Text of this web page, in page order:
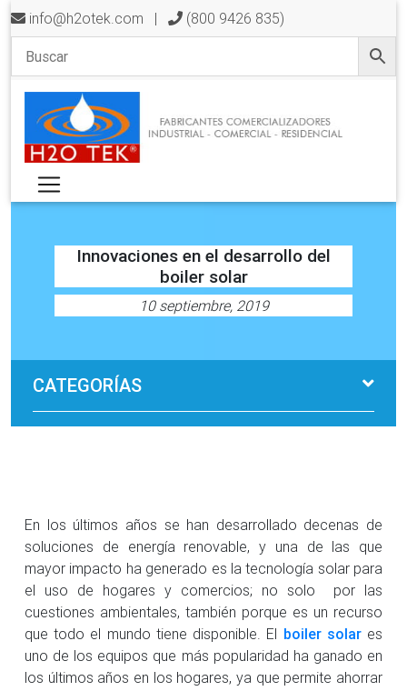
info@h2otek.com | (800 9426 835)
Innovaciones en el desarrollo del
boiler solar
10 septiembre, 2019
CATEGORÍAS
En los últimos años se han desarrollado decenas de
soluciones de energía renovable, y una de las que
mayor impacto ha generado es la tecnología solar para
el uso de hogares y comercios; no solo por las
cuestiones ambientales, también porque es un recurso
que todo el mundo tiene disponible. El boiler solares
uno de los equipos que más popularidad ha ganado en
los últimos años en los hogares, ya que permite ahorrar